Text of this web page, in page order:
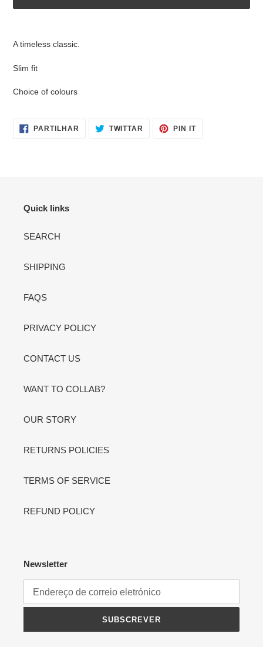
ao
carrinho
A timeless classic.
Slim fit
Choice of colours
PARTILHAR PARTILHETWITTAR TWITTARPIN ITADICIONE
Quick links
SEARCH
SHIPPING
FAQS
PRIVACY POLICY
CONTACT US
WANT TO COLLAB?
OUR STORY
RETURNS POLICIES
TERMS OF SERVICE
REFUND POLICY
Newsletter
SUBSCREVER